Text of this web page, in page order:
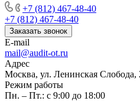
+7 (812) 467-48-40
+7 (812) 467-48-40
Заказать звонок
E-mail
mail@audit-ot.ru
Адрес
Москва, ул. Ленинская Слобода,
Режим работы
Пн. – Пт.: с 9:00 до 18:00